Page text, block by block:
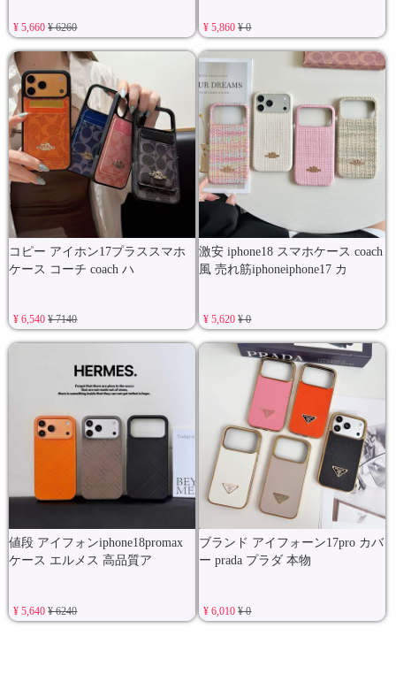
¥ 5,660¥ 6260 ¥ 5,860¥ 0
コピー アイホン17プラススマホ
ケース コーチ coach ハ
¥ 6,540¥ 7140
激安 iphone18 スマホケース coach
風 売れ筋iphoneiphone17 カ
¥ 5,620¥ 0
値段 アイフォンiphone18promax
ケース エルメス 高品質ア
¥ 5,640¥ 6240
ブランド アイフォーン17pro カバ
ー prada プラダ 本物
¥ 6,010¥ 0